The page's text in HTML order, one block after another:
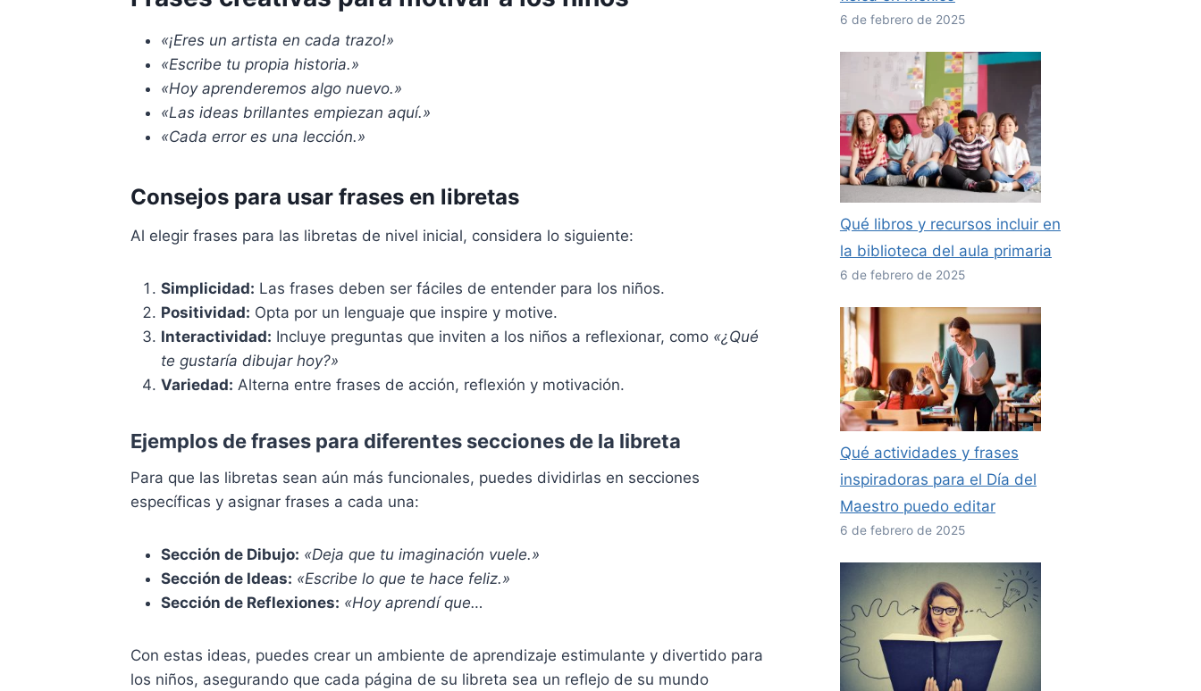
«¡Eres un artista en cada trazo!»
«Escribe tu propia historia.»
«Hoy aprenderemos algo nuevo.»
«Las ideas brillantes empiezan aquí.»
«Cada error es una lección.»
Consejos para usar frases en libretas
Al elegir frases para las libretas de nivel inicial, considera lo siguiente:
Simplicidad: Las frases deben ser fáciles de entender para los niños.
Positividad: Opta por un lenguaje que inspire y motive.
Interactividad: Incluye preguntas que inviten a los niños a reflexionar, como «¿Qué
te gustaría dibujar hoy?»
Variedad: Alterna entre frases de acción, reflexión y motivación.
Ejemplos de frases para diferentes secciones de la libreta
Para que las libretas sean aún más funcionales, puedes dividirlas en secciones
específicas y asignar frases a cada una:
Sección de Dibujo: «Deja que tu imaginación vuele.»
Sección de Ideas: «Escribe lo que te hace feliz.»
Sección de Reflexiones: «Hoy aprendí que…
Con estas ideas, puedes crear un ambiente de aprendizaje estimulante y divertido para
los niños, asegurando que cada página de su libreta sea un reflejo de su mundo
6 de febrero de 2025
Qué libros y recursos incluir en
la biblioteca del aula primaria
6 de febrero de 2025
Qué actividades y frases
inspiradoras para el Día del
Maestro puedo editar
6 de febrero de 2025